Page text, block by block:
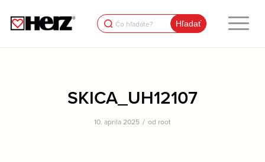
Search
for:
SKICA_UH12107
10. apríla 2025 / od root